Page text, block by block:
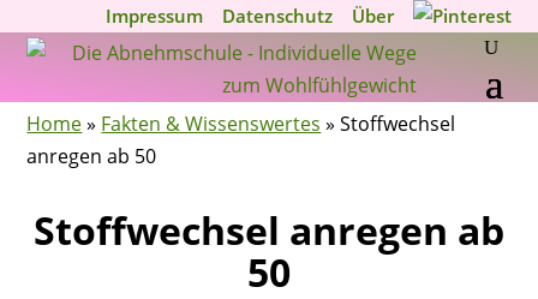
Impressum Datenschutz Über
Home» Fakten & Wissenswertes »Stoffwechsel
anregen ab 50
Stoffwechsel anregen ab
50